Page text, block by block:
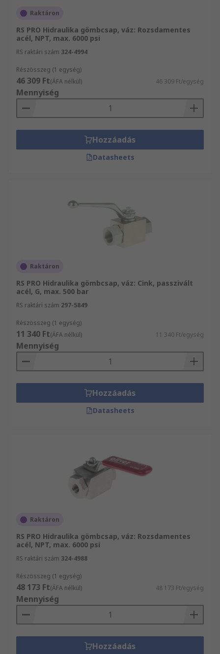
Raktáron
RS PRO Hidraulika gömbcsap, váz: Rozsdamentes
acél, NPT, max. 6000 psi
RS raktári szám 324-4994
Részösszeg (1 egység)
46 309 Ft(ÁFA nélkül) 46 309 Ft/egység
Mennyiség
Hozzáadás
Datasheets
Raktáron
RS PRO Hidraulika gömbcsap, váz: Cink, passzivált
acél, G, max. 500 bar
RS raktári szám 297-5849
Részösszeg (1 egység)
11 340 Ft(ÁFA nélkül) 11 340 Ft/egység
Mennyiség
Hozzáadás
Datasheets
Raktáron
RS PRO Hidraulika gömbcsap, váz: Rozsdamentes
acél, NPT, max. 6000 psi
RS raktári szám 324-4988
Részösszeg (1 egység)
48 173 Ft(ÁFA nélkül) 48 173 Ft/egység
Mennyiség
Hozzáadás